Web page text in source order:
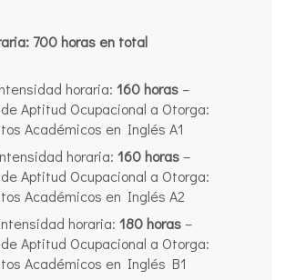
700 horas en total
horaria: 160 horas –
Aptitud Ocupacional a Otorga:
Académicos en Inglés A1
horaria: 160 horas –
Aptitud Ocupacional a Otorga:
Académicos en Inglés A2
horaria: 180 horas –
Aptitud Ocupacional a Otorga:
Académicos en Inglés B1